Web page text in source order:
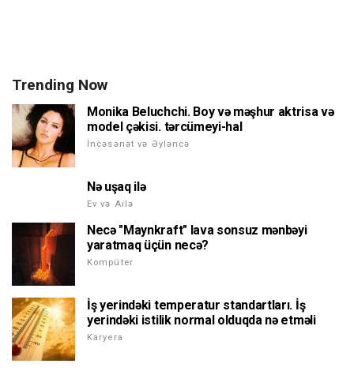
Trending Now
Monika Beluchchi. Boy və məşhur aktrisa və
model çəkisi. tərcümeyi-hal
İncəsənət və Əyləncə
Nə uşaq ilə
Ev və Ailə
Necə "Maynkraft" lava sonsuz mənbəyi
yaratmaq üçün necə?
Kompüter
İş yerindəki temperatur standartları. İş
yerindəki istilik normal olduqda nə etməli
Karyera